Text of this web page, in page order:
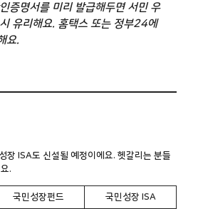
증명서를 미리 발급해두면 서민 우
유리해요. 홈택스 또는 정부24에
요.
장 ISA도 신설될 예정이에요. 헷갈리는 분들
.
국민성장펀드 국민성장 ISA